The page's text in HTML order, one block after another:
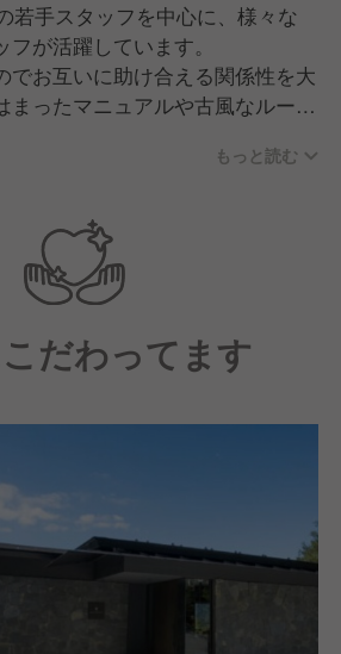
若手スタッフを中心に、様々な
が活躍しています。
でお互いに助け合える関係性を大
まったマニュアルや古風なルール
方は今までの経験を存分に活かす
浅い方はホスピタリティの基礎を
を活かしながら、一緒に成長し、
築いていきましょう。
もっと読む
だわってます